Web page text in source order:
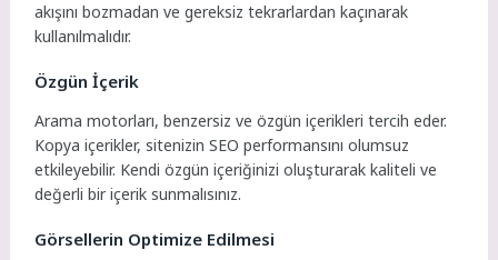
akışını bozmadan ve gereksiz tekrarlardan kaçınarak
kullanılmalıdır.
Özgün İçerik
Arama motorları, benzersiz ve özgün içerikleri tercih eder.
Kopya içerikler, sitenizin SEO performansını olumsuz
etkileyebilir. Kendi özgün içeriğinizi oluşturarak kaliteli ve
değerli bir içerik sunmalısınız.
Görsellerin Optimize Edilmesi